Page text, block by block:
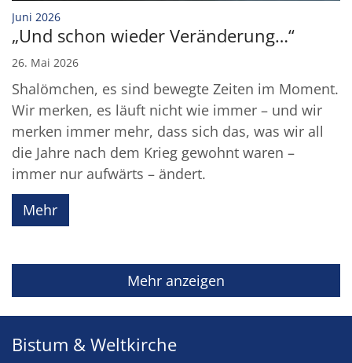
Juni 2026:
„Und schon wieder Veränderung…“
26. Mai 2026
Shalömchen, es sind bewegte Zeiten im Moment.
Wir merken, es läuft nicht wie immer – und wir
merken immer mehr, dass sich das, was wir all
die Jahre nach dem Krieg gewohnt waren –
immer nur aufwärts – ändert.
Mehr
Mehr anzeigen
Bistum & Weltkirche